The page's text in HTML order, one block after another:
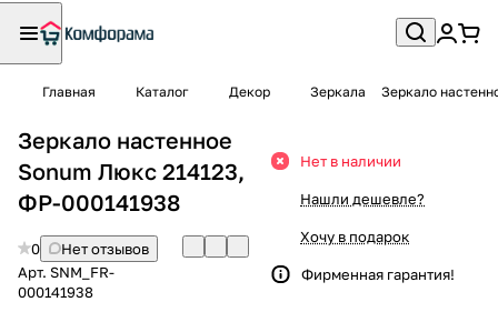
Главная Каталог Декор Зеркала Зеркало
Зеркало настенное
Sonum Люкс 214123,
ФР-000141938
0
Нет отзывов
Арт. SNM_FR-
000141938
Нет в наличии
Нашли дешевле?
Хочу в подарок
Фирменная гарантия!